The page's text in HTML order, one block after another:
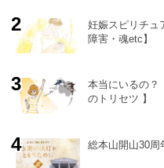
妊娠スピリチュ
障害・魂etc】
本当にいるの？
のトリセツ 】
総本山開山30